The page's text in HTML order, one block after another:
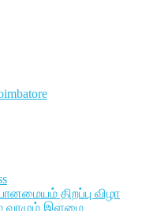
திறப்பு விழா
வாழும் இளமை